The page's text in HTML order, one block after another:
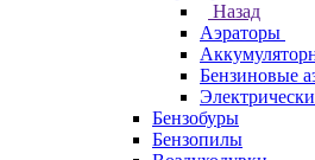
Назад
Аэраторы
Бензиновые
Бензобуры
Бензопилы